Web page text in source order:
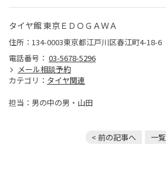
タイヤ館 東京ＥＤＯＧＡＷＡ
住所：134-0003東京都江戸川区春江町4-18-6
電話番号： 03-5678-5296
メール相談予約
カテゴリ： タイヤ関連
担当：男の中の男・山田
< 前の記事へ 一